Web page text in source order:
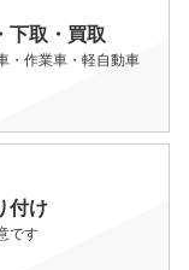
下取・買取
・作業車・軽自動車
付け
です